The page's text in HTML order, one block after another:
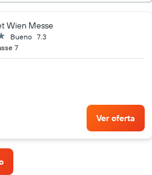
Wien Messe
Bueno 7.3
7
Ver oferta